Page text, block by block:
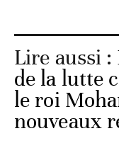
Lire aussi :
de la lutte
le roi
nouveaux